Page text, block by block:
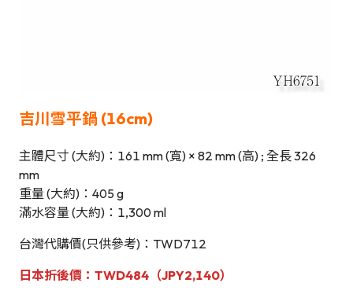
吉川雪平鍋 (16cm)
主體尺寸 (大約)：161 mm (寬) × 82 mm (高) ; 全長 326
mm
重量 (大約)：405 g
滿水容量 (大約)：1,300 ml
台灣代購價(只供參考)：TWD712
日本折後價：TWD484（JPY2,140）